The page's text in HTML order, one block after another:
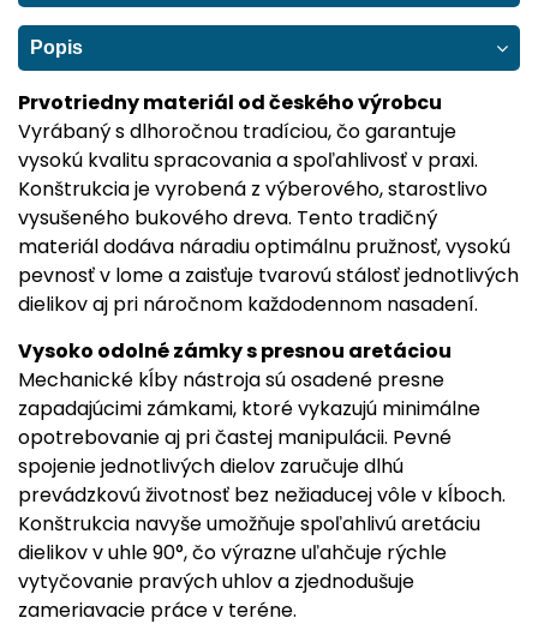
Popis
Prvotriedny materiál od českého výrobcu
Vyrábaný s dlhoročnou tradíciou, čo garantuje
vysokú kvalitu spracovania a spoľahlivosť v praxi.
Konštrukcia je vyrobená z výberového, starostlivo
vysušeného bukového dreva. Tento tradičný
materiál dodáva náradiu optimálnu pružnosť, vysokú
pevnosť v lome a zaisťuje tvarovú stálosť jednotlivých
dielikov aj pri náročnom každodennom nasadení.
Vysoko odolné zámky s presnou aretáciou
Mechanické kĺby nástroja sú osadené presne
zapadajúcimi zámkami, ktoré vykazujú minimálne
opotrebovanie aj pri častej manipulácii. Pevné
spojenie jednotlivých dielov zaručuje dlhú
prevádzkovú životnosť bez nežiaducej vôle v kĺboch.
Konštrukcia navyše umožňuje spoľahlivú aretáciu
dielikov v uhle 90°, čo výrazne uľahčuje rýchle
vytyčovanie pravých uhlov a zjednodušuje
zameriavacie práce v teréne.